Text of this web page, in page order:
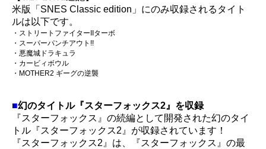
米版「SNES Classic edition」にのみ収録されるタイト
ルは以下です。
・ストリートファイターIIターボ
・スーパーパンチアウト!!
・悪魔城ドラキュラ
・カービィボウル
・MOTHER2 ギーグの逆襲
■幻のタイトル『スターフォックス2』を収録
『スターフォックス』の続編として開発された幻のタイ
トル『スターフォックス2』が収録されています！
『スターフォックス2』は、『スターフォックス』の最